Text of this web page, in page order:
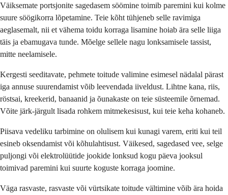
Väiksemate portsjonite sagedasem söömine toimib paremini kui kolme
suure söögikorra lõpetamine. Teie kõht tühjeneb selle ravimiga
aeglasemalt, nii et vähema toidu korraga lisamine hoiab ära selle liiga
täis ja ebamugava tunde. Mõelge sellele nagu lonksamisele tassist,
mitte neelamisele.
Kergesti seeditavate, pehmete toitude valimine esimesel nädalal pärast
iga annuse suurendamist võib leevendada iiveldust. Lihtne kana, riis,
röstsai, kreekerid, banaanid ja õunakaste on teie süsteemile õrnemad.
Võite järk-järgult lisada rohkem mitmekesisust, kui teie keha kohaneb.
Piisava vedeliku tarbimine on olulisem kui kunagi varem, eriti kui teil
esineb oksendamist või kõhulahtisust. Väikesed, sagedased vee, selge
puljongi või elektrolüütide jookide lonksud kogu päeva jooksul
toimivad paremini kui suurte koguste korraga joomine.
Väga rasvaste, rasvaste või vürtsikate toitude vältimine võib ära hoida